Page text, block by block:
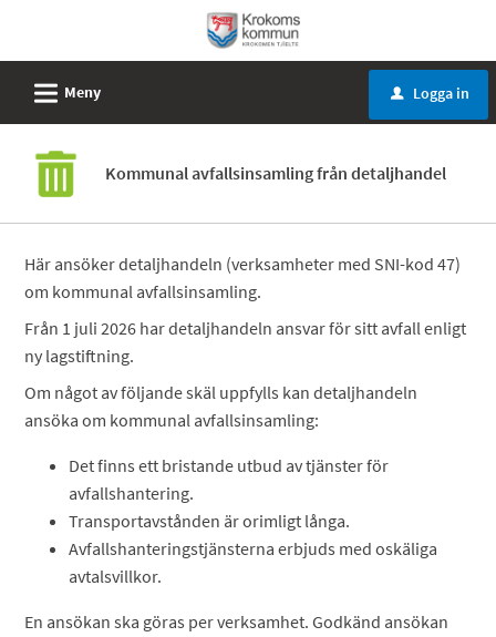
tjänster
Krokoms
kommun
L Meny u Logga in
Kommunal avfallsinsamling från detaljhandel
Här ansöker detaljhandeln (verksamheter med SNI-kod 47)
om kommunal avfallsinsamling.
Från 1 juli 2026 har detaljhandeln ansvar för sitt avfall enligt
ny lagstiftning.
Om något av följande skäl uppfylls kan detaljhandeln
ansöka om kommunal avfallsinsamling:
Det finns ett bristande utbud av tjänster för
avfallshantering.
Transportavstånden är orimligt långa.
Avfallshanteringstjänsterna erbjuds med oskäliga
avtalsvillkor.
En ansökan ska göras per verksamhet. Godkänd ansökan